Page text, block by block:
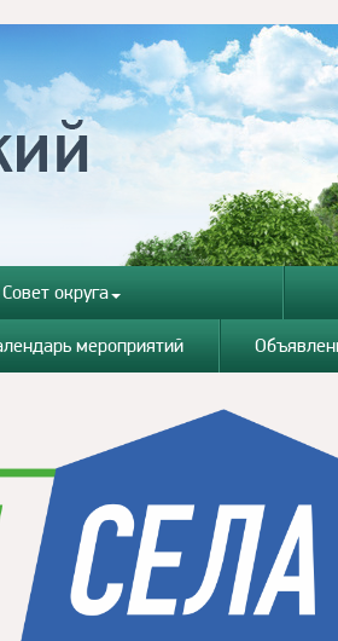
Совет округа
мероприятий